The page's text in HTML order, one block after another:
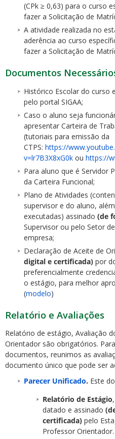
(CPk ≥ 0,63) para o curso
fazer a Solicitação de
A atividade realizada no
aderência ao curso
fazer a Solicitação de
Documentos
Histórico Escolar do curso
pelo portal SIGAA;
Caso o aluno seja
apresentar Carteira de
(tutoriais para emissão da
CTPS: https://
v=lr7B3X8xG0k ou https://
Para aluno que é Servidor
da Carteira Funcional;
Plano de Atividades
supervisor e do aluno,
executadas) assinado (de
Supervisor ou pelo Setor
empresa;
Declaração de Aceite de
digital e certificada) por
preferencialmente
o estágio, para melhor
(modelo)
Relatório e Avaliações
Relatório de estágio, Avaliação
Orientador são obrigatórios.
documentos, reunimos as
documento único que pode ser
Parecer Unificado. Este
Relatório de Estágio
datado e assinado
certificada) pelo
Professor